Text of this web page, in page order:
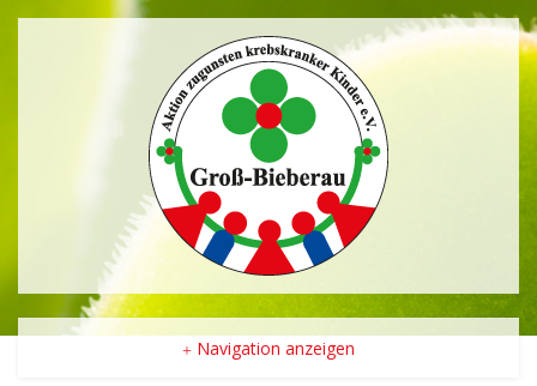
Navigation anzeigen